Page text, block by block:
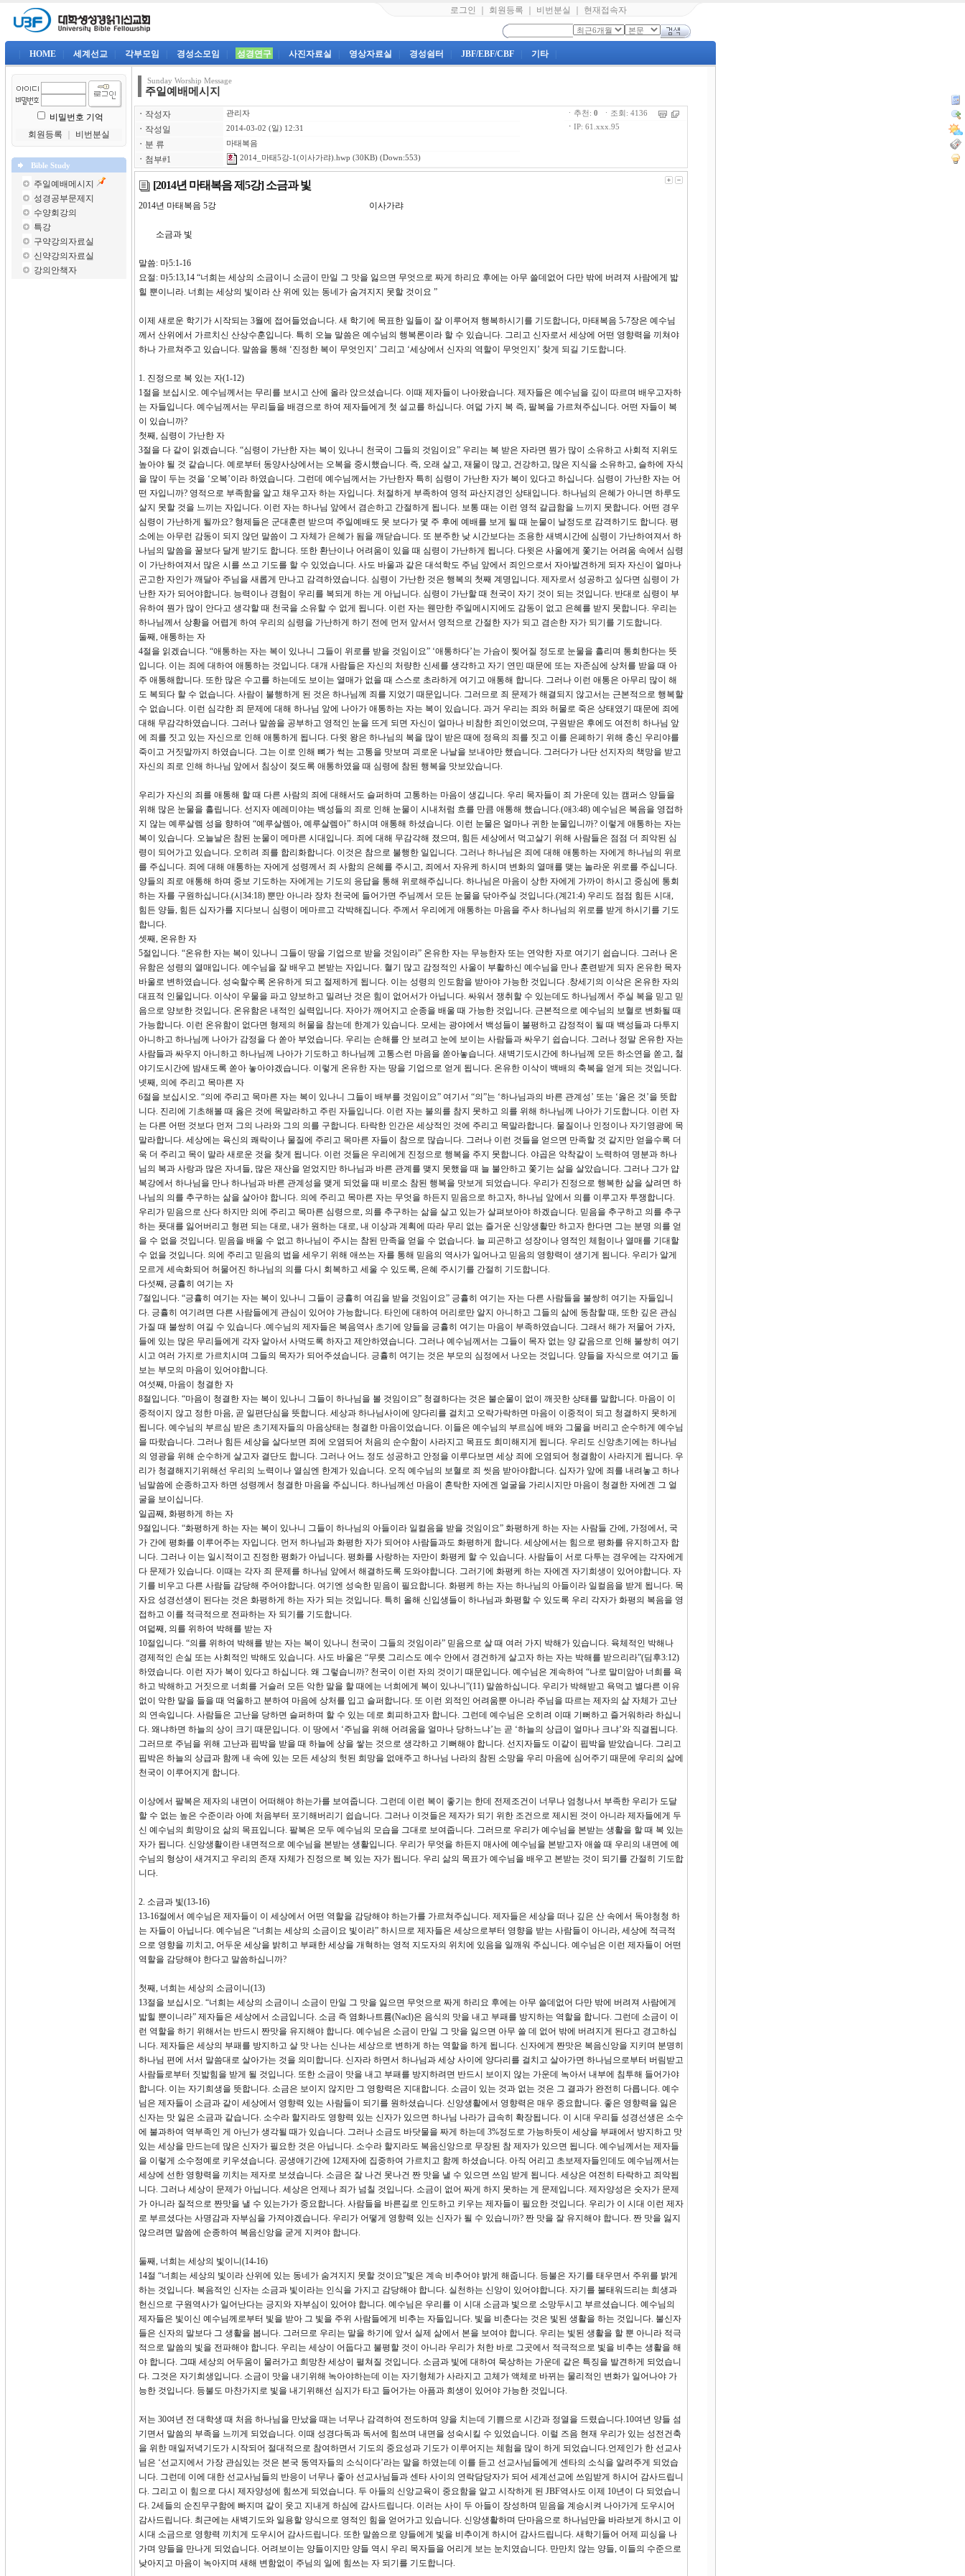
로그인 회원등록 비번분실 현재접속자
HOME 세계선교 각부모임 경성소모임 성경연구 사진자료실 영상자료실 경성쉼터 JBF/EBF/CBF 기타
비밀번호 기억
회원등록
비번분실
Bible Study
주일예배메시지
성경공부문제지
수양회강의
특강
구약강의자료실
신약강의자료실
강의안책자
Sunday Worship Message
주일예배메시지
ㆍ 작성자 관리자
ㆍ 작성일 2014-03-02 (일) 12:31
ㆍ 분 류 마태복음
ㆍ 첨부#1 2014_마태5강-1(이사가랴).hwp (30KB) (Down:553)
ㆍ추천: 0 ㆍ조회: 4136
ㆍ IP: 61.xxx.95
[2014년 마태복음 제5강] 소금과 빛
2014년 마태복음 5강 이사가랴
소금과 빛
말씀: 마5:1-16
요절: 마5:13,14 “너희는 세상의 소금이니 소금이 만일 그 맛을 잃으면 무엇으로 짜게 하리요 후에는 아무 쓸데없어 다만 밖에 버려져 사람에게 밟
힐 뿐이니라. 너희는 세상의 빛이라 산 위에 있는 동네가 숨겨지지 못할 것이요 ”
이제 새로운 학기가 시작되는 3월에 접어들었습니다. 새 학기에 목표한 일들이 잘 이루어져 행복하시기를 기도합니다, 마태복음 5-7장은 예수님
께서 산위에서 가르치신 산상수훈입니다. 특히 오늘 말씀은 예수님의 행복론이라 할 수 있습니다. 그리고 신자로서 세상에 어떤 영향력을 끼쳐야
하나 가르쳐주고 있습니다. 말씀을 통해 ‘진정한 복이 무엇인지’ 그리고 ‘세상에서 신자의 역할이 무엇인지’ 찾게 되길 기도합니다.
1. 진정으로 복 있는 자(1-12)
1절을 보십시오. 예수님께서는 무리를 보시고 산에 올라 앉으셨습니다. 이때 제자들이 나아왔습니다. 제자들은 예수님을 깊이 따르며 배우고자하
는 자들입니다. 예수님께서는 무리들을 배경으로 하여 제자들에게 첫 설교를 하십니다. 여덟 가지 복 즉, 팔복을 가르쳐주십니다. 어떤 자들이 복
이 있습니까?
첫째, 심령이 가난한 자
3절을 다 같이 읽겠습니다. “심령이 가난한 자는 복이 있나니 천국이 그들의 것임이요” 우리는 복 받은 자라면 뭔가 많이 소유하고 사회적 지위도
높아야 될 것 같습니다. 예로부터 동양사상에서는 오복을 중시했습니다. 즉, 오래 살고, 재물이 많고, 건강하고, 많은 지식을 소유하고, 슬하에 자식
을 많이 두는 것을 ‘오복’이라 하였습니다. 그런데 예수님께서는 가난한자 특히 심령이 가난한 자가 복이 있다고 하십니다. 심령이 가난한 자는 어
떤 자입니까? 영적으로 부족함을 알고 채우고자 하는 자입니다. 처절하게 부족하여 영적 파산지경인 상태입니다. 하나님의 은혜가 아니면 하루도
살지 못할 것을 느끼는 자입니다. 이런 자는 하나님 앞에서 겸손하고 간절하게 됩니다. 보통 때는 이런 영적 갈급함을 느끼지 못합니다. 어떤 경우
심령이 가난하게 될까요? 형제들은 군대훈련 받으며 주일예배도 못 보다가 몇 주 후에 예배를 보게 될 때 눈물이 날정도로 감격하기도 합니다. 평
소에는 아무런 감동이 되지 않던 말씀이 그 자체가 은혜가 됨을 깨닫습니다. 또 분주한 낮 시간보다는 조용한 새벽시간에 심령이 가난하여져서 하
나님의 말씀을 꿀보다 달게 받기도 합니다. 또한 환난이나 어려움이 있을 때 심령이 가난하게 됩니다. 다윗은 사울에게 쫓기는 어려움 속에서 심령
이 가난하여져서 많은 시를 쓰고 기도를 할 수 있었습니다. 사도 바울과 같은 대석학도 주님 앞에서 죄인으로서 자아발견하게 되자 자신이 얼마나
곤고한 자인가 깨달아 주님을 새롭게 만나고 감격하였습니다. 심령이 가난한 것은 행복의 첫째 계명입니다. 제자로서 성공하고 싶다면 심령이 가
난한 자가 되어야합니다. 능력이나 경험이 우리를 복되게 하는 게 아닙니다. 심령이 가난할 때 천국이 자기 것이 되는 것입니다. 반대로 심령이 부
유하여 뭔가 많이 안다고 생각할 때 천국을 소유할 수 없게 됩니다. 이런 자는 웬만한 주일메시지에도 감동이 없고 은혜를 받지 못합니다. 우리는
하나님께서 상황을 어렵게 하여 우리의 심령을 가난하게 하기 전에 먼저 앞서서 영적으로 간절한 자가 되고 겸손한 자가 되기를 기도합니다.
둘째, 애통하는 자
4절을 읽겠습니다. “애통하는 자는 복이 있나니 그들이 위로를 받을 것임이요” ‘애통하다’는 가슴이 찢어질 정도로 눈물을 흘리며 통회한다는 뜻
입니다. 이는 죄에 대하여 애통하는 것입니다. 대개 사람들은 자신의 처량한 신세를 생각하고 자기 연민 때문에 또는 자존심에 상처를 받을 때 아
주 애통해합니다. 또한 많은 수고를 하는데도 보이는 열매가 없을 때 스스로 초라하게 여기고 애통해 합니다. 그러나 이런 애통은 아무리 많이 해
도 복되다 할 수 없습니다. 사람이 불행하게 된 것은 하나님께 죄를 지었기 때문입니다. 그러므로 죄 문제가 해결되지 않고서는 근본적으로 행복할
수 없습니다. 이런 심각한 죄 문제에 대해 하나님 앞에 나아가 애통하는 자는 복이 있습니다. 과거 우리는 죄와 허물로 죽은 상태였기 때문에 죄에
대해 무감각하였습니다. 그러나 말씀을 공부하고 영적인 눈을 뜨게 되면 자신이 얼마나 비참한 죄인이었으며, 구원받은 후에도 여전히 하나님 앞
에 죄를 짓고 있는 자신으로 인해 애통하게 됩니다. 다윗 왕은 하나님의 복을 많이 받은 때에 정욕의 죄를 짓고 이를 은폐하기 위해 충신 우리야를
죽이고 거짓말까지 하였습니다. 그는 이로 인해 뼈가 썩는 고통을 맛보며 괴로운 나날을 보내야만 했습니다. 그러다가 나단 선지자의 책망을 받고
자신의 죄로 인해 하나님 앞에서 침상이 젖도록 애통하였을 때 심령에 참된 행복을 맛보았습니다.
우리가 자신의 죄를 애통해 할 때 다른 사람의 죄에 대해서도 슬퍼하며 고통하는 마음이 생깁니다. 우리 목자들이 죄 가운데 있는 캠퍼스 양들을
위해 많은 눈물을 흘립니다. 선지자 예레미야는 백성들의 죄로 인해 눈물이 시내처럼 흐를 만큼 애통해 했습니다.(애3:48) 예수님은 복음을 영접하
지 않는 예루살렘 성을 향하여 “예루살렘아, 예루살렘아” 하시며 애통해 하셨습니다. 이런 눈물은 얼마나 귀한 눈물입니까? 이렇게 애통하는 자는
복이 있습니다. 오늘날은 참된 눈물이 메마른 시대입니다. 죄에 대해 무감각해 졌으며, 힘든 세상에서 먹고살기 위해 사람들은 점점 더 죄악된 심
령이 되어가고 있습니다. 오히려 죄를 합리화합니다. 이것은 참으로 불행한 일입니다. 그러나 하나님은 죄에 대해 애통하는 자에게 하나님의 위로
를 주십니다. 죄에 대해 애통하는 자에게 성령께서 죄 사함의 은혜를 주시고, 죄에서 자유케 하시며 변화의 열매를 맺는 놀라운 위로를 주십니다.
양들의 죄로 애통해 하며 중보 기도하는 자에게는 기도의 응답을 통해 위로해주십니다. 하나님은 마음이 상한 자에게 가까이 하시고 중심에 통회
하는 자를 구원하십니다.(시34:18) 뿐만 아니라 장차 천국에 들어가면 주님께서 모든 눈물을 닦아주실 것입니다.(계21:4) 우리도 점점 힘든 시대,
힘든 양들, 힘든 십자가를 지다보니 심령이 메마르고 각박해집니다. 주께서 우리에게 애통하는 마음을 주사 하나님의 위로를 받게 하시기를 기도
합니다.
셋째, 온유한 자
5절입니다. “온유한 자는 복이 있나니 그들이 땅을 기업으로 받을 것임이라” 온유한 자는 무능한자 또는 연약한 자로 여기기 쉽습니다. 그러나 온
유함은 성령의 열매입니다. 예수님을 잘 배우고 본받는 자입니다. 혈기 많고 감정적인 사울이 부활하신 예수님을 만나 훈련받게 되자 온유한 목자
바울로 변하였습니다. 성숙할수록 온유하게 되고 절제하게 됩니다. 이는 성령의 인도함을 받아야 가능한 것입니다 .창세기의 이삭은 온유한 자의
대표적 인물입니다. 이삭이 우물을 파고 양보하고 밀려난 것은 힘이 없어서가 아닙니다. 싸워서 쟁취할 수 있는데도 하나님께서 주실 복을 믿고 믿
음으로 양보한 것입니다. 온유함은 내적인 실력입니다. 자아가 깨어지고 순종을 배울 때 가능한 것입니다. 근본적으로 예수님의 보혈로 변화될 때
가능합니다. 이런 온유함이 없다면 형제의 허물을 참는데 한계가 있습니다. 모세는 광야에서 백성들이 불평하고 감정적이 될 때 백성들과 다투지
아니하고 하나님께 나아가 감정을 다 쏟아 부었습니다. 우리는 손해를 안 보려고 눈에 보이는 사람들과 싸우기 쉽습니다. 그러나 정말 온유한 자는
사람들과 싸우지 아니하고 하나님께 나아가 기도하고 하나님께 고통스런 마음을 쏟아놓습니다. 새벽기도시간에 하나님께 모든 하소연을 쏟고, 철
야기도시간에 밤새도록 쏟아 놓아야겠습니다. 이렇게 온유한 자는 땅을 기업으로 얻게 됩니다. 온유한 이삭이 백배의 축복을 얻게 되는 것입니다.
넷째, 의에 주리고 목마른 자
6절을 보십시오. “의에 주리고 목마른 자는 복이 있나니 그들이 배부를 것임이요” 여기서 “의”는 ‘하나님과의 바른 관계성’ 또는 ‘옳은 것’을 뜻합
니다. 진리에 기초해볼 때 옳은 것에 목말라하고 주린 자들입니다. 이런 자는 불의를 참지 못하고 의를 위해 하나님께 나아가 기도합니다. 이런 자
는 다른 어떤 것보다 먼저 그의 나라와 그의 의를 구합니다. 타락한 인간은 세상적인 것에 주리고 목말라합니다. 물질이나 인정이나 자기영광에 목
말라합니다. 세상에는 육신의 쾌락이나 물질에 주리고 목마른 자들이 참으로 많습니다. 그러나 이런 것들을 얻으면 만족할 것 같지만 얻을수록 더
욱 더 주리고 목이 말라 새로운 것을 찾게 됩니다. 이런 것들은 우리에게 진정으로 행복을 주지 못합니다. 야곱은 악착같이 노력하여 명분과 하나
님의 복과 사랑과 많은 자녀들, 많은 재산을 얻었지만 하나님과 바른 관계를 맺지 못했을 때 늘 불안하고 쫓기는 삶을 살았습니다. 그러나 그가 얍
복강에서 하나님을 만나 하나님과 바른 관계성을 맺게 되었을 때 비로소 참된 행복을 맛보게 되었습니다. 우리가 진정으로 행복한 삶을 살려면 하
나님의 의를 추구하는 삶을 살아야 합니다. 의에 주리고 목마른 자는 무엇을 하든지 믿음으로 하고자, 하나님 앞에서 의를 이루고자 투쟁합니다.
우리가 믿음으로 산다 하지만 의에 주리고 목마른 심령으로, 의를 추구하는 삶을 살고 있는가 살펴보아야 하겠습니다. 믿음을 추구하고 의를 추구
하는 푯대를 잃어버리고 형편 되는 대로, 내가 원하는 대로, 내 이상과 계획에 따라 무리 없는 즐거운 신앙생활만 하고자 한다면 그는 분명 의를 얻
을 수 없을 것입니다. 믿음을 배울 수 없고 하나님이 주시는 참된 만족을 얻을 수 없습니다. 늘 피곤하고 성장이나 영적인 체험이나 열매를 기대할
수 없을 것입니다. 의에 주리고 믿음의 법을 세우기 위해 애쓰는 자를 통해 믿음의 역사가 일어나고 믿음의 영향력이 생기게 됩니다. 우리가 알게
모르게 세속화되어 허물어진 하나님의 의를 다시 회복하고 세울 수 있도록, 은혜 주시기를 간절히 기도합니다.
다섯째, 긍휼히 여기는 자
7절입니다. “긍휼히 여기는 자는 복이 있나니 그들이 긍휼히 여김을 받을 것임이요” 긍휼히 여기는 자는 다른 사람들을 불쌍히 여기는 자들입니
다. 긍휼히 여기려면 다른 사람들에게 관심이 있어야 가능합니다. 타인에 대하여 머리로만 알지 아니하고 그들의 삶에 동참할 때, 또한 깊은 관심
가질 때 불쌍히 여길 수 있습니다 .예수님의 제자들은 복음역사 초기에 양들을 긍휼히 여기는 마음이 부족하였습니다. 그래서 해가 저물어 가자,
들에 있는 많은 무리들에게 각자 알아서 사먹도록 하자고 제안하였습니다. 그러나 예수님께서는 그들이 목자 없는 양 같음으로 인해 불쌍히 여기
시고 여러 가지로 가르치시며 그들의 목자가 되어주셨습니다. 긍휼히 여기는 것은 부모의 심정에서 나오는 것입니다. 양들을 자식으로 여기고 돌
보는 부모의 마음이 있어야합니다.
여섯째, 마음이 청결한 자
8절입니다. “마음이 청결한 자는 복이 있나니 그들이 하나님을 볼 것임이요” 청결하다는 것은 불순물이 없이 깨끗한 상태를 말합니다. 마음이 이
중적이지 않고 정한 마음, 곧 일편단심을 뜻합니다. 세상과 하나님사이에 양다리를 걸치고 오락가락하면 마음이 이중적이 되고 청결하지 못하게
됩니다. 예수님의 부르심 받은 초기제자들의 마음상태는 청결한 마음이었습니다. 이들은 예수님의 부르심에 배와 그물을 버리고 순수하게 예수님
을 따랐습니다. 그러나 힘든 세상을 살다보면 죄에 오염되어 처음의 순수함이 사라지고 목표도 희미해지게 됩니다. 우리도 신앙초기에는 하나님
의 영광을 위해 순수하게 살고자 결단도 합니다. 그러나 어느 정도 성공하고 안정을 이루다보면 세상 죄에 오염되어 청결함이 사라지게 됩니다. 우
리가 청결해지기위해선 우리의 노력이나 열심엔 한계가 있습니다. 오직 예수님의 보혈로 죄 씻음 받아야합니다. 십자가 앞에 죄를 내려놓고 하나
님말씀에 순종하고자 하면 성령께서 청결한 마음을 주십니다. 하나님께선 마음이 혼탁한 자에겐 얼굴을 가리시지만 마음이 청결한 자에겐 그 얼
굴을 보이십니다.
일곱째, 화평하게 하는 자
9절입니다. “화평하게 하는 자는 복이 있나니 그들이 하나님의 아들이라 일컬음을 받을 것임이요” 화평하게 하는 자는 사람들 간에, 가정에서, 국
가 간에 평화를 이루어주는 자입니다. 먼저 하나님과 화평한 자가 되어야 사람들과도 화평하게 합니다. 세상에서는 힘으로 평화를 유지하고자 합
니다. 그러나 이는 일시적이고 진정한 평화가 아닙니다. 평화를 사랑하는 자만이 화평케 할 수 있습니다. 사람들이 서로 다투는 경우에는 각자에게
다 문제가 있습니다. 이때는 각자 죄 문제를 하나님 앞에서 해결하도록 도와야합니다. 그러기에 화평케 하는 자에겐 자기희생이 있어야합니다. 자
기를 비우고 다른 사람들 감당해 주어야합니다. 여기엔 성숙한 믿음이 필요합니다. 화평케 하는 자는 하나님의 아들이라 일컬음을 받게 됩니다. 목
자요 성경선생이 된다는 것은 화평하게 하는 자가 되는 것입니다. 특히 올해 신입생들이 하나님과 화평할 수 있도록 우리 각자가 화평의 복음을 영
접하고 이를 적극적으로 전파하는 자 되기를 기도합니다.
여덟째, 의를 위하여 박해를 받는 자
10절입니다. “의를 위하여 박해를 받는 자는 복이 있나니 천국이 그들의 것임이라” 믿음으로 살 때 여러 가지 박해가 있습니다. 육체적인 박해나
경제적인 손실 또는 사회적인 박해도 있습니다. 사도 바울은 “무릇 그리스도 예수 안에서 경건하게 살고자 하는 자는 박해를 받으리라”(딤후3:12)
하였습니다. 이런 자가 복이 있다고 하십니다. 왜 그렇습니까? 천국이 이런 자의 것이기 때문입니다. 예수님은 계속하여 “나로 말미암아 너희를 욕
하고 박해하고 거짓으로 너희를 거슬러 모든 악한 말을 할 때에는 너희에게 복이 있나니”(11) 말씀하십니다. 우리가 박해받고 욕먹고 별다른 이유
없이 악한 말을 들을 때 억울하고 분하여 마음에 상처를 입고 슬퍼합니다. 또 이런 외적인 어려움뿐 아니라 주님을 따르는 제자의 삶 자체가 고난
의 연속입니다. 사람들은 고난을 당하면 슬퍼하며 할 수 있는 데로 회피하고자 합니다. 그런데 예수님은 오히려 이때 기뻐하고 즐거워하라 하십니
다. 왜냐하면 하늘의 상이 크기 때문입니다. 이 땅에서 ‘주님을 위해 어려움을 얼마나 당하느냐’는 곧 ‘하늘의 상급이 얼마나 크냐’와 직결됩니다.
그러므로 주님을 위해 고난과 핍박을 받을 때 하늘에 상을 쌓는 것으로 생각하고 기뻐해야 합니다. 선지자들도 이같이 핍박을 받았습니다. 그리고
핍박은 하늘의 상급과 함께 내 속에 있는 모든 세상의 헛된 희망을 없애주고 하나님 나라의 참된 소망을 우리 마음에 심어주기 때문에 우리의 삶에
천국이 이루어지게 합니다.
이상에서 팔복은 제자의 내면이 어떠해야 하는가를 보여줍니다. 그런데 이런 복이 좋기는 한데 전제조건이 너무나 엄청나서 부족한 우리가 도달
할 수 없는 높은 수준이라 아예 처음부터 포기해버리기 쉽습니다. 그러나 이것들은 제자가 되기 위한 조건으로 제시된 것이 아니라 제자들에게 두
신 예수님의 희망이요 삶의 목표입니다. 팔복은 모두 예수님의 모습을 그대로 보여줍니다. 그러므로 우리가 예수님을 본받는 생활을 할 때 복 있는
자가 됩니다. 신앙생활이란 내면적으로 예수님을 본받는 생활입니다. 우리가 무엇을 하든지 매사에 예수님을 본받고자 애쓸 때 우리의 내면에 예
수님의 형상이 새겨지고 우리의 존재 자체가 진정으로 복 있는 자가 됩니다. 우리 삶의 목표가 예수님을 배우고 본받는 것이 되기를 간절히 기도합
니다.
2. 소금과 빛(13-16)
13-16절에서 예수님은 제자들이 이 세상에서 어떤 역할을 감당해야 하는가를 가르쳐주십니다. 제자들은 세상을 떠나 깊은 산 속에서 독야청청 하
는 자들이 아닙니다. 예수님은 “너희는 세상의 소금이요 빛이라” 하시므로 제자들은 세상으로부터 영향을 받는 사람들이 아니라, 세상에 적극적
으로 영향을 끼치고, 어두운 세상을 밝히고 부패한 세상을 개혁하는 영적 지도자의 위치에 있음을 일깨워 주십니다. 예수님은 이런 제자들이 어떤
역할을 감당해야 한다고 말씀하십니까?
첫째, 너희는 세상의 소금이니(13)
13절을 보십시오. “너희는 세상의 소금이니 소금이 만일 그 맛을 잃으면 무엇으로 짜게 하리요 후에는 아무 쓸데없어 다만 밖에 버려져 사람에게
밟힐 뿐이니라” 제자들은 세상에서 소금입니다. 소금 즉 염화나트륨(Nacl)은 음식의 맛을 내고 부패를 방지하는 역할을 합니다. 그런데 소금이 이
런 역할을 하기 위해서는 반드시 짠맛을 유지해야 합니다. 예수님은 소금이 만일 그 맛을 잃으면 아무 쓸 데 없어 밖에 버려지게 된다고 경고하십
니다. 제자들은 세상의 부패를 방지하고 살 맛 나는 신나는 세상으로 변하게 하는 역할을 하게 됩니다. 신자에게 짠맛은 복음신앙을 지키며 분명히
하나님 편에 서서 말씀대로 살아가는 것을 의미합니다. 신자라 하면서 하나님과 세상 사이에 양다리를 걸치고 살아가면 하나님으로부터 버림받고
사람들로부터 짓밟힘을 받게 될 것입니다. 또한 소금이 맛을 내고 부패를 방지하려면 반드시 보이지 않는 가운데 녹아서 내부에 침투해 들어가야
합니다. 이는 자기희생을 뜻합니다. 소금은 보이지 않지만 그 영향력은 지대합니다. 소금이 있는 것과 없는 것은 그 결과가 완전히 다릅니다. 예수
님은 제자들이 소금과 같이 세상에서 영향력 있는 사람들이 되기를 원하셨습니다. 신앙생활에서 영향력은 매우 중요합니다. 좋은 영향력을 잃은
신자는 맛 잃은 소금과 같습니다. 소수라 할지라도 영향력 있는 신자가 있으면 하나님 나라가 급속히 확장됩니다. 이 시대 우리들 성경선생은 소수
에 불과하여 역부족인 게 아닌가 생각될 때가 있습니다. 그러나 소금도 바닷물을 짜게 하는데 3%정도로 가능하듯이 세상을 부패에서 방지하고 맛
있는 세상을 만드는데 많은 신자가 필요한 것은 아닙니다. 소수라 할지라도 복음신앙으로 무장된 참 제자가 있으면 됩니다. 예수님께서는 제자들
을 이렇게 소수정예로 키우셨습니다. 공생애기간에 12제자에 집중하여 가르치고 함께 하셨습니다. 아직 어리고 초보제자들인데도 예수님께서는
세상에 선한 영향력을 끼치는 제자로 보셨습니다. 소금은 잘 나건 못나건 짠 맛을 낼 수 있으면 쓰임 받게 됩니다. 세상은 여전히 타락하고 죄악됩
니다. 그러나 세상이 문제가 아닙니다. 세상은 언제나 죄가 넘칠 것입니다. 소금이 없어 짜게 하지 못하는 게 문제입니다. 제자양성은 숫자가 문제
가 아니라 질적으로 짠맛을 낼 수 있는가가 중요합니다. 사람들을 바른길로 인도하고 키우는 제자들이 필요한 것입니다. 우리가 이 시대 이런 제자
로 부르셨다는 사명감과 자부심을 가져야겠습니다. 우리가 어떻게 영향력 있는 신자가 될 수 있습니까? 짠 맛을 잘 유지해야 합니다. 짠 맛을 잃지
않으려면 말씀에 순종하여 복음신앙을 굳게 지켜야 합니다.
둘째, 너희는 세상의 빛이니(14-16)
14절 “너희는 세상의 빛이라 산위에 있는 동네가 숨겨지지 못할 것이요”빛은 계속 비추어야 밝게 해줍니다. 등불은 자기를 태우면서 주위를 밝게
하는 것입니다. 복음적인 신자는 소금과 빛이라는 인식을 가지고 감당해야 합니다. 실천하는 신앙이 있어야합니다. 자기를 불태워드리는 희생과
헌신으로 구원역사가 일어난다는 긍지와 자부심이 있어야 합니다. 예수님은 우리를 이 시대 소금과 빛으로 소망두시고 부르셨습니다. 예수님의
제자들은 빛이신 예수님께로부터 빛을 받아 그 빛을 주위 사람들에게 비추는 자들입니다. 빛을 비춘다는 것은 빛된 생활을 하는 것입니다. 불신자
들은 신자의 말보다 그 생활을 봅니다. 그러므로 우리는 말을 하기에 앞서 실제 삶에서 본을 보여야 합니다. 우리는 빛된 생활을 할 뿐 아니라 적극
적으로 말씀의 빛을 전파해야 합니다. 우리는 세상이 어둡다고 불평할 것이 아니라 우리가 처한 바로 그곳에서 적극적으로 빛을 비추는 생활을 해
야 합니다. 그때 세상의 어두움이 물러가고 희망찬 세상이 펼쳐질 것입니다. 소금과 빛에 대하여 묵상하는 가운데 같은 특징을 발견하게 되었습니
다. 그것은 자기희생입니다. 소금이 맛을 내기위해 녹아야하는데 이는 자기형체가 사라지고 고체가 액체로 바뀌는 물리적인 변화가 일어나야 가
능한 것입니다. 등불도 마찬가지로 빛을 내기위해선 심지가 타고 들어가는 아픔과 희생이 있어야 가능한 것입니다.
저는 30여년 전 대학생 때 처음 하나님을 만났을 때는 너무나 감격하여 전도하며 양을 치는데 기쁨으로 시간과 정열을 드렸습니다.10여년 양들 섬
기면서 말씀의 부족을 느끼게 되었습니다. 이때 성경다독과 독서에 힘쓰며 내면을 성숙시킬 수 있었습니다. 이럴 즈음 현재 우리가 있는 성전건축
을 위한 매일저녁기도가 시작되어 절대적으로 참여하면서 기도의 중요성과 기도가 이루어지는 체험을 많이 하게 되었습니다.언제인가 한 선교사
님은 ‘선교지에서 가장 관심있는 것은 본국 동역자들의 소식이다’라는 말을 하였는데 이를 듣고 선교사님들에게 센타의 소식을 알려주게 되었습
니다. 그런데 이에 대한 선교사님들의 반응이 너무나 좋아 선교사님들과 센타 사이의 연락담당자가 되어 세계선교에 쓰임받게 하시어 감사드립니
다. 그리고 이 힘으로 다시 제자양성에 힘쓰게 되었습니다. 두 아들의 신앙교육이 중요함을 알고 시작하게 된 JBF역사도 이제 10년이 다 되었습니
다. 2세들의 순진무구함에 빠지며 같이 웃고 지내게 하심에 감사드립니다. 이러는 사이 두 아들이 장성하며 믿음을 계승시켜 나아가게 도우시어
감사드립니다. 최근에는 새벽기도와 일용할 양식으로 영적인 힘을 얻어가고 있습니다. 신앙생활하며 단마음으로 하나님만을 바라보게 하시고 이
시대 소금으로 영향력 끼치게 도우시어 감사드립니다. 또한 말씀으로 양들에게 빛을 비추이게 하시어 감사드립니다. 새학기들어 어제 피싱을 나
가며 양들을 만나게 되었습니다. 어려보이는 양들이지만 양들 역시 우리 목자들을 어리게 보는 눈치였습니다. 만만치 않는 양들, 이들의 수준으로
낮아지고 마음이 녹아지며 새해 변함없이 주님의 일에 힘쓰는 자 되기를 기도합니다.